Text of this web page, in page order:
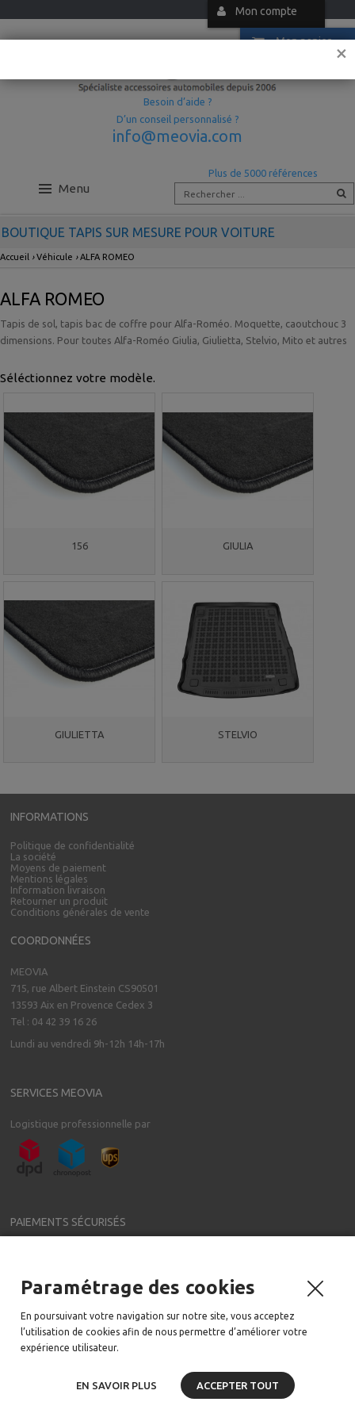
×
Mon compte
Mon panier
Besoin d’aide ?
D’un conseil personnalisé ?
info@meovia.com
Menu
Plus de 5000 références
BOUTIQUE TAPIS SUR MESURE POUR VOITURE
Accueil ›Véhicule ›ALFA ROMEO
ALFA ROMEO
Tapis de sol, tapis bac de coffre pour Alfa-Roméo. Moquette, caoutchouc 3
dimensions. Pour toutes Alfa-Roméo Giulia, Giulietta, Stelvio, Mito et autres
Séléctionnez votre modèle.
156 GIULIA
GIULIETTA STELVIO
INFORMATIONS
Politique de confidentialité
La société
Moyens de paiement
Mentions légales
Information livraison
Retourner un produit
Conditions générales de vente
COORDONNÉES
MEOVIA
715, rue Albert Einstein CS90501
13593 Aix en Provence Cedex 3
Tel : 04 42 39 16 26
Lundi au vendredi 9h-12h 14h-17h
SERVICES MEOVIA
Logistique professionnelle par
PAIEMENTS SÉCURISÉS
NEWSLETTER
Meovia a régulièrement de nouveaux accessoires pour votre voiture
Email:
Paramétrage des cookies
En poursuivant votre navigation sur notre site, vous acceptez
l’utilisation de cookies afin de nous permettre d’améliorer votre
expérience utilisateur.
EN SAVOIR PLUS ACCEPTER TOUT